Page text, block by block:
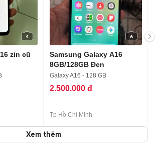
4
zin cũ
6
Samsung Galaxy A16
8GB/128GB Đen
Galaxy A16 - 128 GB
2.500.000 đ
Tp Hồ Chí Minh
Xem thêm